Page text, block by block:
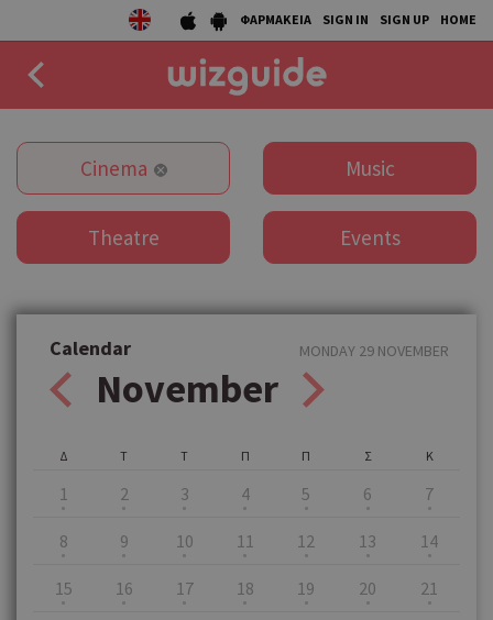
ΦΑΡΜΑΚΕΙΑ SIGN IN SIGN UP HOME
DRINK
COLLECTIONS
STORIES
Cinema Music
Theatre Events
Calendar
November
MONDAY 29 NOVEMBER
Δ
1
Τ
2
Τ
3
Π
4
Π
5
Σ
6
Κ
7
8 9 10 11 12 13 14
15 16 17 18 19 20 21